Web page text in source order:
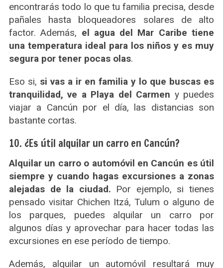
encontrarás todo lo que tu familia precisa, desde
pañales hasta bloqueadores solares de alto
factor. Además, el agua del Mar Caribe tiene
una temperatura ideal para los niños y es muy
segura por tener pocas olas.
Eso si, si vas a ir en familia y lo que buscas es
tranquilidad, ve a Playa del Carmen y puedes
viajar a Cancún por el día, las distancias son
bastante cortas.
10. ¿Es útil alquilar un carro en Cancún?
Alquilar un carro o automóvil en Cancún es útil
siempre y cuando hagas excursiones a zonas
alejadas de la ciudad. Por ejemplo, si tienes
pensado visitar Chichen Itzá, Tulum o alguno de
los parques, puedes alquilar un carro por
algunos días y aprovechar para hacer todas las
excursiones en ese período de tiempo.
Además, alquilar un automóvil resultará muy